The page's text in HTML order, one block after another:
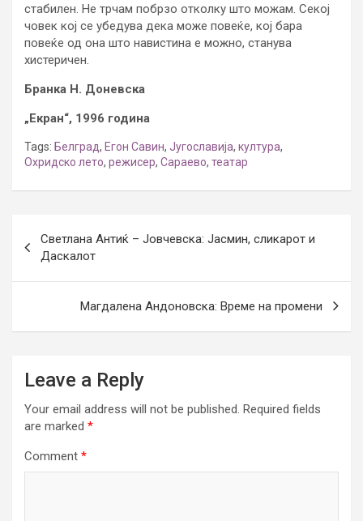
стабилен. Не трчам побрзо отколку што можам. Секој
човек кој се убедува дека може повеќе, кој бара
повеќе од она што навистина е можно, станува
хистеричен.
Бранка Н. Доневска
„Екран“, 1996 година
Tags: Белград, Егон Савин, Југославија, култура,
Охридско лето, режисер, Сараево, театар
navigation
Светлана Антиќ – Јовчевска: Јасмин, сликарот и
Даскалот
Магдалена Андоновска: Време на промени
Leave a Reply
Your email address will not be published. Required fields
are marked *
Comment *